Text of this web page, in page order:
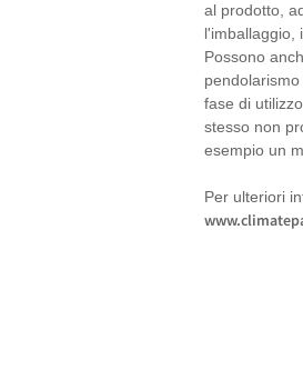
al prodotto,
l'imballaggio,
Possono
fase di
stesso non
esempio un
Per ulteriori